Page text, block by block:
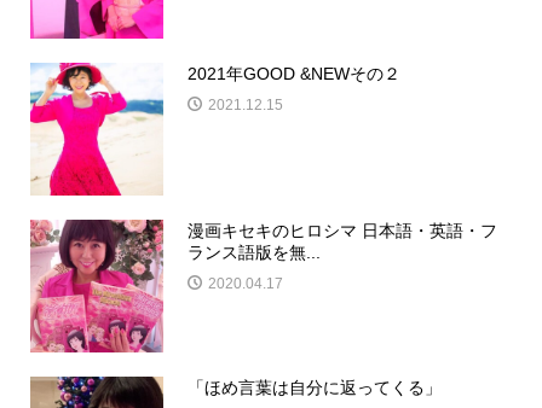
2021年GOOD &NEWその２
2021.12.15
漫画キセキのヒロシマ 日本語・英語・フ
ランス語版を無...
2020.04.17
「ほめ言葉は自分に返ってくる」